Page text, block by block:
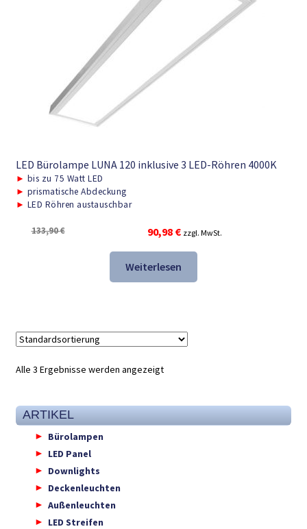
LED Bürolampe LUNA 120 inklusive 3 LED-Röhren 4000K
► bis zu 75 Watt LED
► prismatische Abdeckung
► LED Röhren austauschbar
133,90€
Ursprünglicher
Preis
war:
133,90 €
90,98 €Aktueller
Preis
ist:
90,98 €.
zzgl. MwSt.
Weiterlesen
Alle 3 Ergebnisse werden angezeigt
ARTIKEL
Bürolampen
LED Panel
Downlights
Deckenleuchten
Außenleuchten
LED Streifen